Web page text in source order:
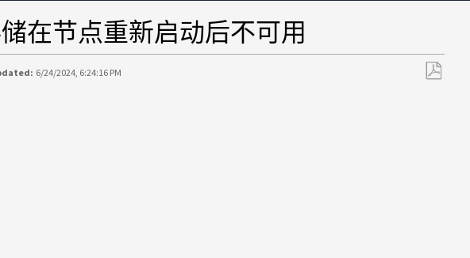
在节点重新启动后不可用
6/24/2024, 6:24:16 PM